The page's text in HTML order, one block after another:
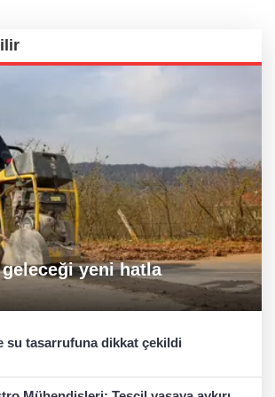
yeni hatla
su tasarrufuna dikkat çekildi